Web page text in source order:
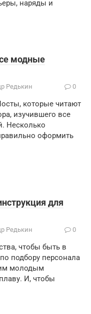
наряды и
модные
Редькин 0
которые читают
изучившего все
Несколько
оформить
для
Редькин 0
чтобы быть в
подбору персонала
молодым
И, чтобы